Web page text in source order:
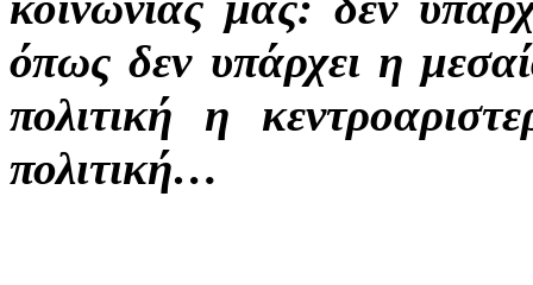
όπως δεν υπάρχει η
πολιτική η
πολιτική…